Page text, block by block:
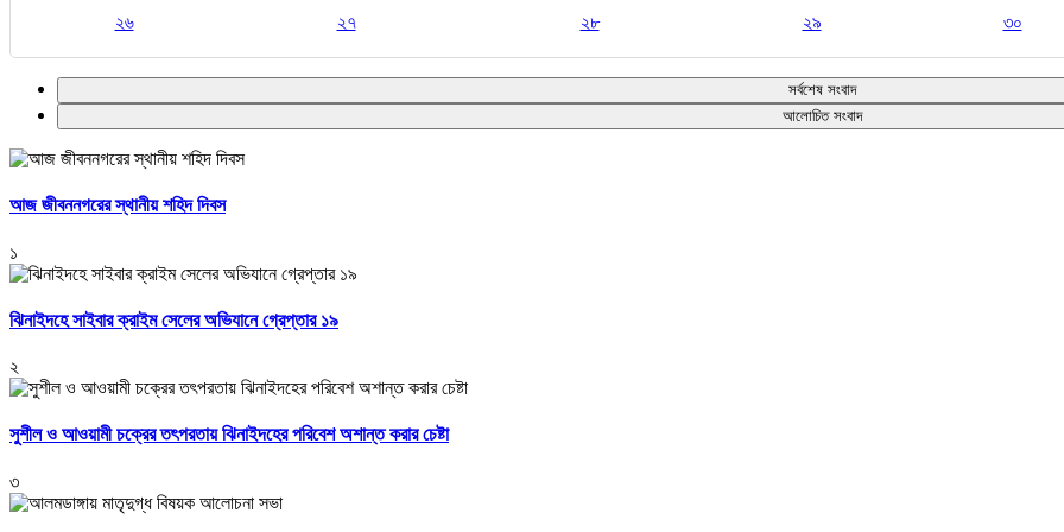
২৬ ২৭ ২৮ ২৯ ৩০
সর্বশেষ সংবাদ
আলোচিত সংবাদ
আজ জীবননগরের স্থানীয় শহিদ দিবস
১
ঝিনাইদহে সাইবার ক্রাইম সেলের অভিযানে গ্রেপ্তার ১৯
২
সুশীল ও আওয়ামী চক্রের তৎপরতায় ঝিনাইদহের পরিবেশ অশান্ত করার চেষ্টা
৩